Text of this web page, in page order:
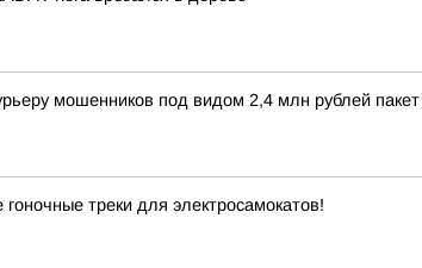
мошенников под видом 2,4 млн рублей пакет
треки для электросамокатов!